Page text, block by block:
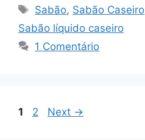
Tags
Sabão, Sabão Caseiro
Sabão líquido caseiro
1 Comentário
Page
1 Page
2 Next →